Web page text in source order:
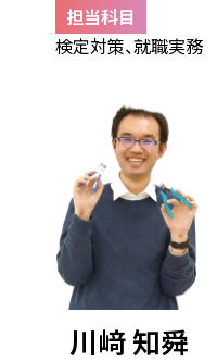
担当科目
検定対策、就職実務
川﨑 知舜